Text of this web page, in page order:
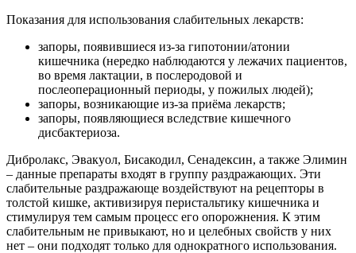
Показания для использования слабительных лекарств:
запоры, появившиеся из-за гипотонии/атонии
кишечника (нередко наблюдаются у лежачих пациентов,
во время лактации, в послеродовой и
послеоперационный периоды, у пожилых людей);
запоры, возникающие из-за приёма лекарств;
запоры, появляющиеся вследствие кишечного
дисбактериоза.
Дибролакс, Эвакуол, Бисакодил, Сенадексин, а также Элимин
– данные препараты входят в группу раздражающих. Эти
слабительные раздражающе воздействуют на рецепторы в
толстой кишке, активизируя перистальтику кишечника и
стимулируя тем самым процесс его опорожнения. К этим
слабительным не привыкают, но и целебных свойств у них
нет – они подходят только для однократного использования.